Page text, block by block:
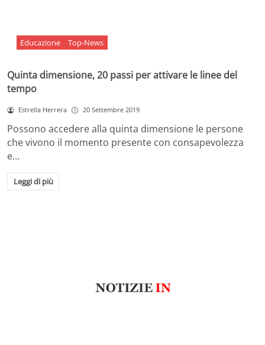
Educazione Top-News
Quinta dimensione, 20 passi per attivare le linee del
tempo
Estrella Herrera 20 Settembre 2019
Possono accedere alla quinta dimensione le persone
che vivono il momento presente con consapevolezza
e…
Leggi di più